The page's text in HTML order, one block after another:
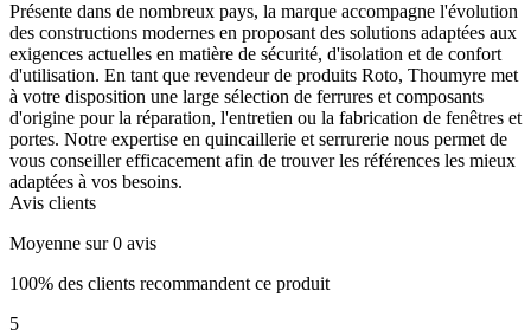
Présente dans de nombreux pays, la marque accompagne l'évolution
des constructions modernes en proposant des solutions adaptées aux
exigences actuelles en matière de sécurité, d'isolation et de confort
d'utilisation. En tant que revendeur de produits Roto, Thoumyre met
à votre disposition une large sélection de ferrures et composants
d'origine pour la réparation, l'entretien ou la fabrication de fenêtres et
portes. Notre expertise en quincaillerie et serrurerie nous permet de
vous conseiller efficacement afin de trouver les références les mieux
adaptées à vos besoins.
Avis clients
Moyenne sur 0 avis
100% des clients recommandent ce produit
5